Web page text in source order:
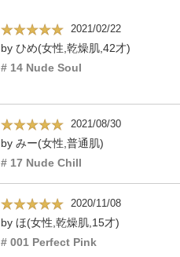
2021/02/22
by ひめ(女性,乾燥肌,42才)
# 14 Nude Soul
2021/08/30
by みー(女性,普通肌)
# 17 Nude Chill
2020/11/08
by ほ(女性,乾燥肌,15才)
# 001 Perfect Pink